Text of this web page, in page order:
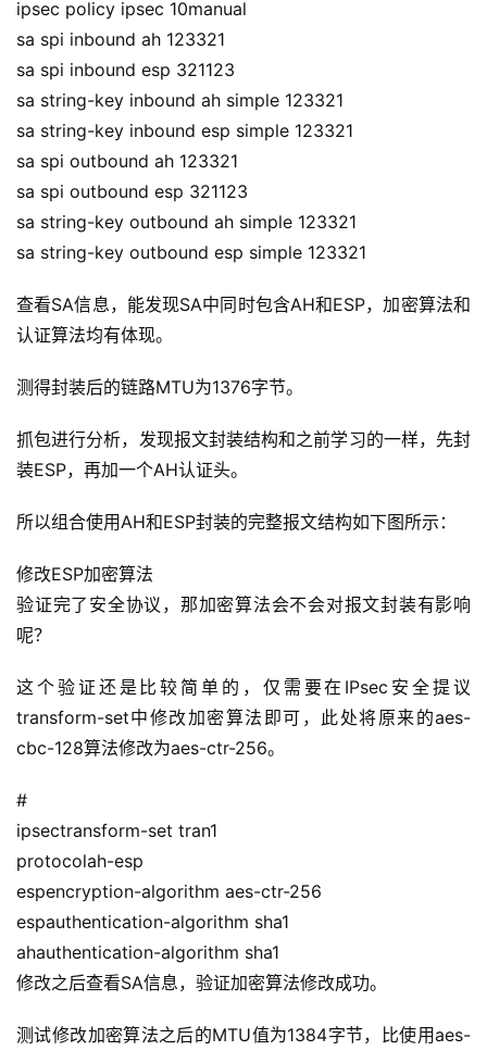
ipsec policy ipsec 10manual
sa spi inbound ah 123321
sa spi inbound esp 321123
sa string-key inbound ah simple 123321
sa string-key inbound esp simple 123321
sa spi outbound ah 123321
sa spi outbound esp 321123
sa string-key outbound ah simple 123321
sa string-key outbound esp simple 123321
查看SA信息，能发现SA中同时包含AH和ESP，加密算法和
认证算法均有体现。
测得封装后的链路MTU为1376字节。
抓包进行分析，发现报文封装结构和之前学习的一样，先封
装ESP，再加一个AH认证头。
所以组合使用AH和ESP封装的完整报文结构如下图所示：
修改ESP加密算法
验证完了安全协议，那加密算法会不会对报文封装有影响
呢？
这个验证还是比较简单的，仅需要在IPsec安全提议
transform-set中修改加密算法即可，此处将原来的aes-
cbc-128算法修改为aes-ctr-256。
#
ipsectransform-set tran1
protocolah-esp
espencryption-algorithm aes-ctr-256
espauthentication-algorithm sha1
ahauthentication-algorithm sha1
修改之后查看SA信息，验证加密算法修改成功。
测试修改加密算法之后的MTU值为1384字节，比使用aes-